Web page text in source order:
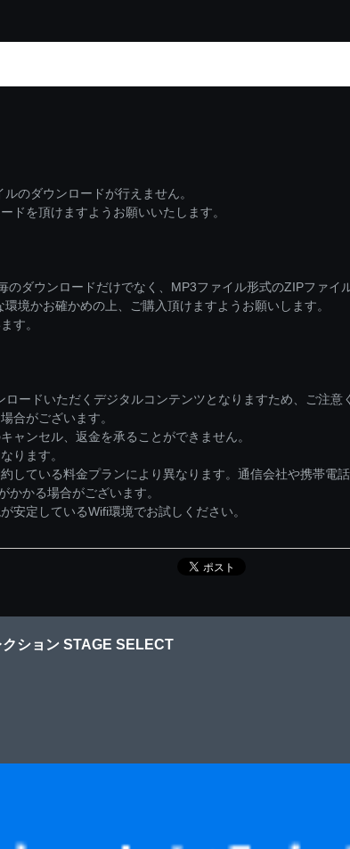
のダウンロードが行えません。
ドを頂けますようお願いいたします。
ダウンロードだけでなく、MP3ファイル形式のZIPファイ
境かお確かめの上、ご購入頂けますようお願いします。
す。
ードいただくデジタルコンテンツとなりますため、ご注意
合がございます。
ャンセル、返金を承ることができません。
ります。
している料金プランにより異なります。通信会社や携帯電
かかる場合がございます。
定しているWifi環境でお試しください。
クション STAGE SELECT